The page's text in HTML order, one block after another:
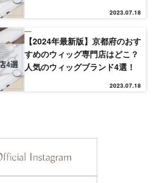
ウィッグ
プレゼント
ヘアケア
2023.07.18
【2024年最新版】京都府のおす
すめのウィッグ専門店はどこ？
人気のウィッグブランド4選！
2023.07.18